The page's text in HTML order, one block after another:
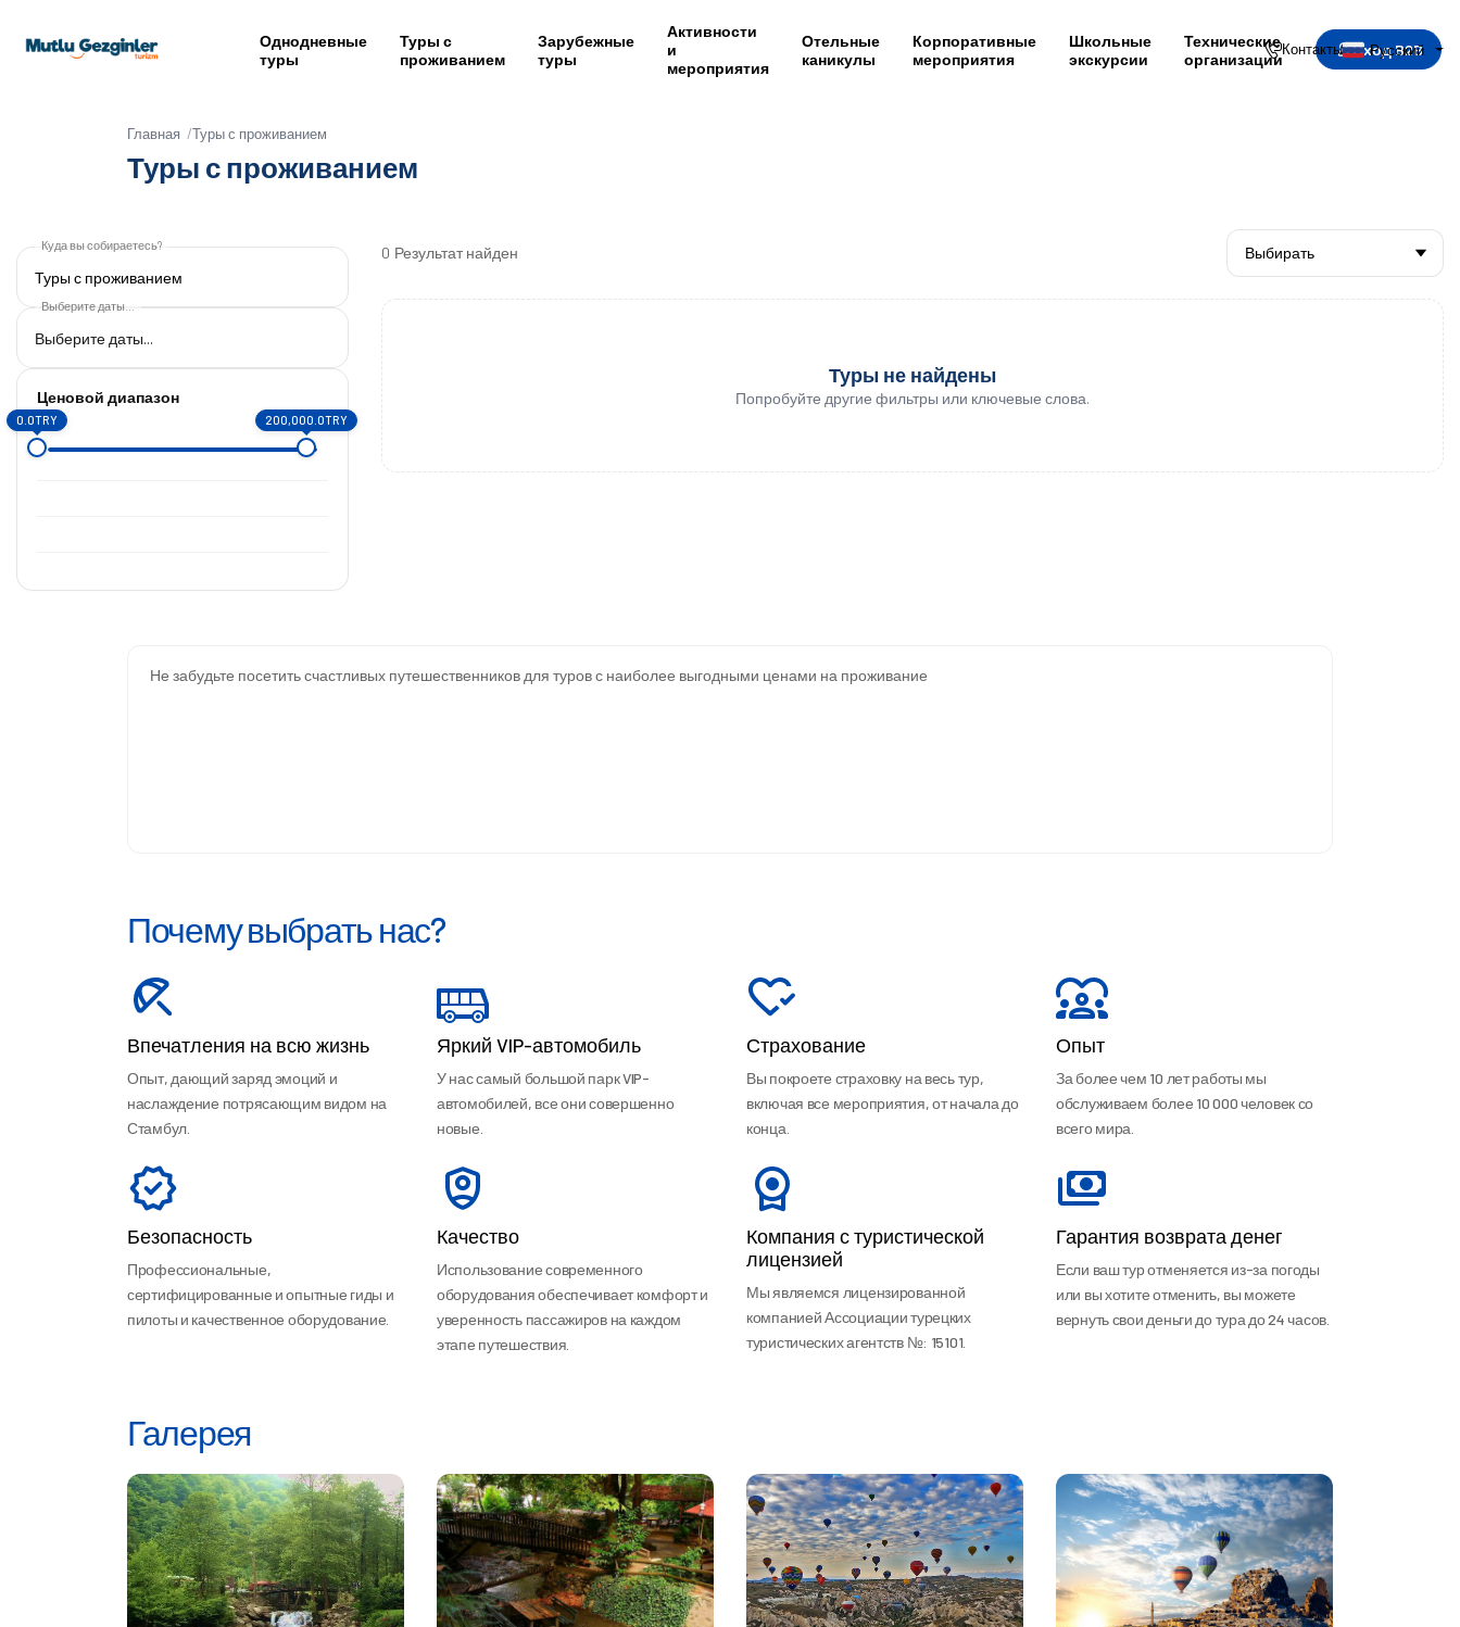
Однодневные
туры
Туры с
проживанием
Зарубежные
туры
Активности
и
мероприятия
Отельные
каникулы
Корпоративные
мероприятия
Школьные
экскурсии
Технические
организации
Вход B2B
Контакты Русский
Главная Туры с проживанием
Туры с проживанием
Куда вы собираетесь?
Туры с проживанием
Выберите даты...
Ценовой диапазон
0.0TRY 200,000.0TRY
0 Результат найден
Туры не найдены
Попробуйте другие фильтры или ключевые слова.
Не забудьте посетить счастливых путешественников для туров с наиболее выгодными ценами на проживание
Почему выбрать нас?
Впечатления на всю жизнь
Опыт, дающий заряд эмоций и
наслаждение потрясающим видом на
Стамбул.
Яркий VIP-автомобиль
У нас самый большой парк VIP-
автомобилей, все они совершенно
новые.
Страхование
Вы покроете страховку на весь тур,
включая все мероприятия, от начала до
конца.
Опыт
За более чем 10 лет работы мы
обслуживаем более 10 000 человек со
всего мира.
Безопасность
Профессиональные,
сертифицированные и опытные гиды и
пилоты и качественное оборудование.
Качество
Использование современного
оборудования обеспечивает комфорт и
уверенность пассажиров на каждом
этапе путешествия.
Компания с туристической
лицензией
Мы являемся лицензированной
компанией Ассоциации турецких
туристических агентств №: 15101.
Гарантия возврата денег
Если ваш тур отменяется из-за погоды
или вы хотите отменить, вы можете
вернуть свои деньги до тура до 24 часов.
Галерея